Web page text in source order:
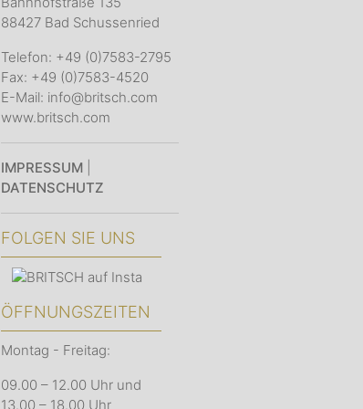
88427 Bad Schussenried
Telefon: +49 (0)7583-2795
Fax: +49 (0)7583-4520
E-Mail: info@britsch.com
www.britsch.com
IMPRESSUM
DATENSCHUTZ
FOLGEN SIE UNS
ÖFFNUNGSZEITEN
Montag - Freitag:
09.00 – 12.00 Uhr und
13.00 – 18.00 Uhr